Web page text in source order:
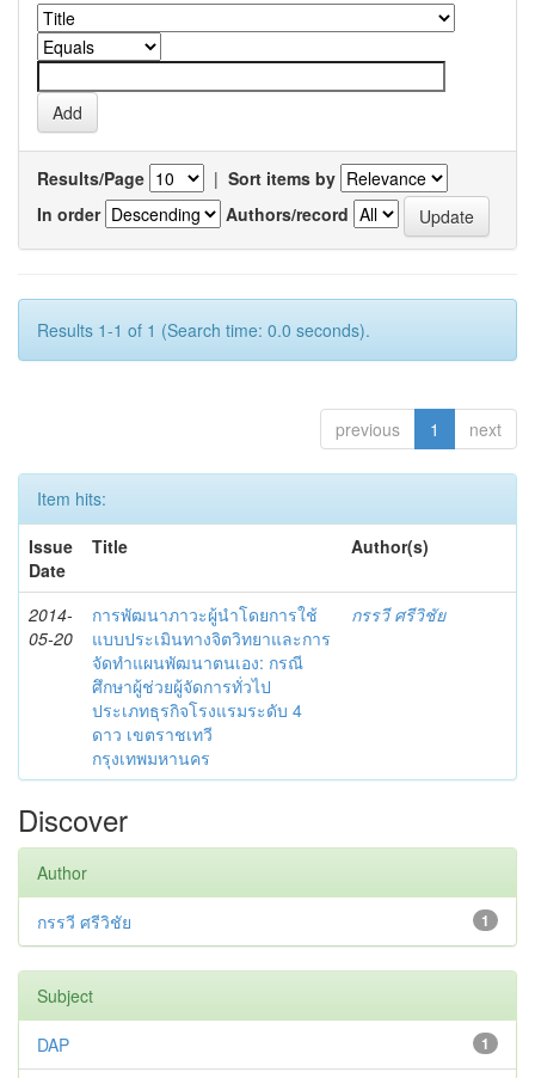
Results/Page | Sort items by
In order
Authors/record
Results 1-1 of 1 (Search time: 0.0 seconds).
previous 1 next
Item hits:
Issue
Date
Title Author(s)
2014-
05-20
การพัฒนาภาวะผู้นำโดยการใช้
แบบประเมินทางจิตวิทยาและการ
จัดทำแผนพัฒนาตนเอง: กรณี
ศึกษาผู้ช่วยผู้จัดการทั่วไป
ประเภทธุรกิจโรงแรมระดับ 4
ดาว เขตราชเทวี
กรุงเทพมหานคร
กรรวี ศรีวิชัย
Discover
Author
1
กรรวี ศรีวิชัย
Subject
1
DAP